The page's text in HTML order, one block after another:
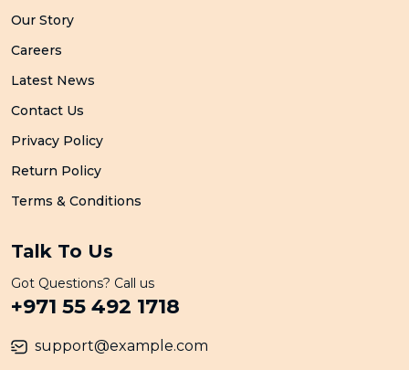
Our Story
Careers
Latest News
Contact Us
Privacy Policy
Return Policy
Terms & Conditions
Talk To Us
Got Questions? Call us
+971 55 492 1718
support@example.com